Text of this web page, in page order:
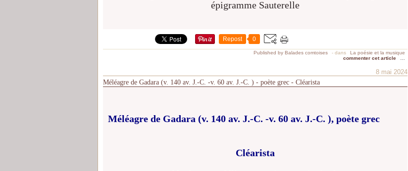
Repost 0
Published by Balades comtoises - dans
La poésie et la musique
commenter cet article
8 mai 2024
Méléagre de Gadara (v. 140 av. J.-C. -v. 60 av. J.-C. ) - poète grec - Cléarista
Méléagre de Gadara (v. 140 av. J.-C. -v. 60 av. J.-C. ), poète grec
Cléarista